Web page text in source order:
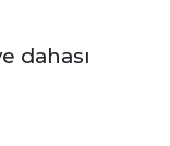
dahası